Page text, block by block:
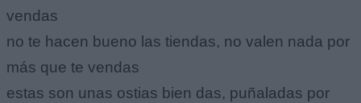
vendas
no te hacen bueno las tiendas, no valen nada por
más que te vendas
estas son unas ostias bien das, puñaladas por